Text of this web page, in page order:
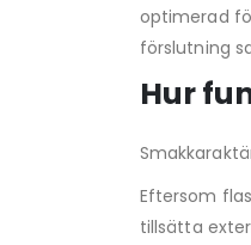
optimerad
förslutning
Hur
Eftersom
tillsätta